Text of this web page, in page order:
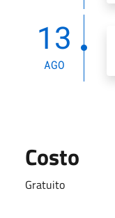
13
AGO
Costo
Gratuito